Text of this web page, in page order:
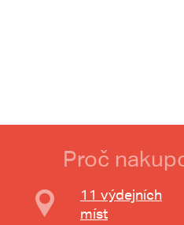
Proč
11 výdejních
míst